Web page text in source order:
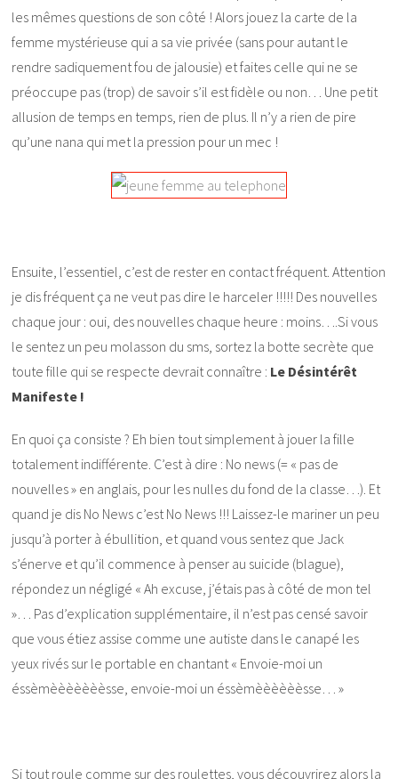
les mêmes questions de son côté ! Alors jouez la carte de la
femme mystérieuse qui a sa vie privée (sans pour autant le
rendre sadiquement fou de jalousie) et faites celle qui ne se
préoccupe pas (trop) de savoir s’il est fidèle ou non… Une petit
allusion de temps en temps, rien de plus. Il n’y a rien de pire
qu’une nana qui met la pression pour un mec !
Ensuite, l’essentiel, c’est de rester en contact fréquent. Attention
je dis fréquent ça ne veut pas dire le harceler !!!!! Des nouvelles
chaque jour : oui, des nouvelles chaque heure : moins….Si vous
le sentez un peu molasson du sms, sortez la botte secrète que
toute fille qui se respecte devrait connaître : Le Désintérêt
Manifeste !
En quoi ça consiste ? Eh bien tout simplement à jouer la fille
totalement indifférente. C’est à dire : No news (= « pas de
nouvelles » en anglais, pour les nulles du fond de la classe…). Et
quand je dis No News c’est No News !!! Laissez-le mariner un peu
jusqu’à porter à ébullition, et quand vous sentez que Jack
s’énerve et qu’il commence à penser au suicide (blague),
répondez un négligé « Ah excuse, j’étais pas à côté de mon tel
»… Pas d’explication supplémentaire, il n’est pas censé savoir
que vous étiez assise comme une autiste dans le canapé les
yeux rivés sur le portable en chantant « Envoie-moi un
éssèmèèèèèèèsse, envoie-moi un éssèmèèèèèèsse… »
Si tout roule comme sur des roulettes, vous découvrirez alors la